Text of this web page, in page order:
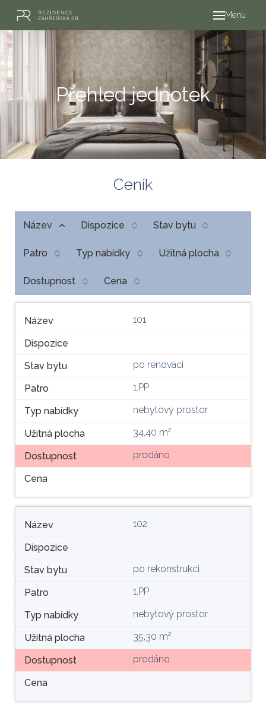
Menu
Přehled jednotek
Ceník
Název Dispozice Stav bytu
Patro Typ nabídky Užitná plocha
Dostupnost Cena
Název 101
Dispozice
Stav bytu
po renovaci
Patro 1.PP
Typ nabídky nebytový prostor
Užitná plocha 34,40 m²
Dostupnost prodáno
Cena
Název 102
Dispozice
Stav bytu
po rekonstrukci
Patro 1.PP
Typ nabídky nebytový prostor
Užitná plocha 35,30 m²
Dostupnost prodáno
Cena